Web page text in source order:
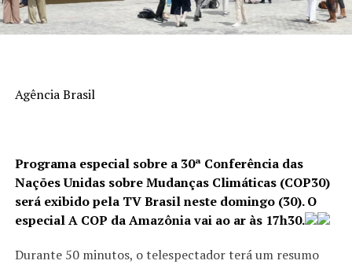
Agência Brasil
Programa especial sobre a 30ª Conferência das
Nações Unidas sobre Mudanças Climáticas (COP30)
será exibido pela TV Brasil neste domingo (30). O
especial A COP da Amazônia vai ao ar às 17h30.
Durante 50 minutos, o telespectador terá um resumo